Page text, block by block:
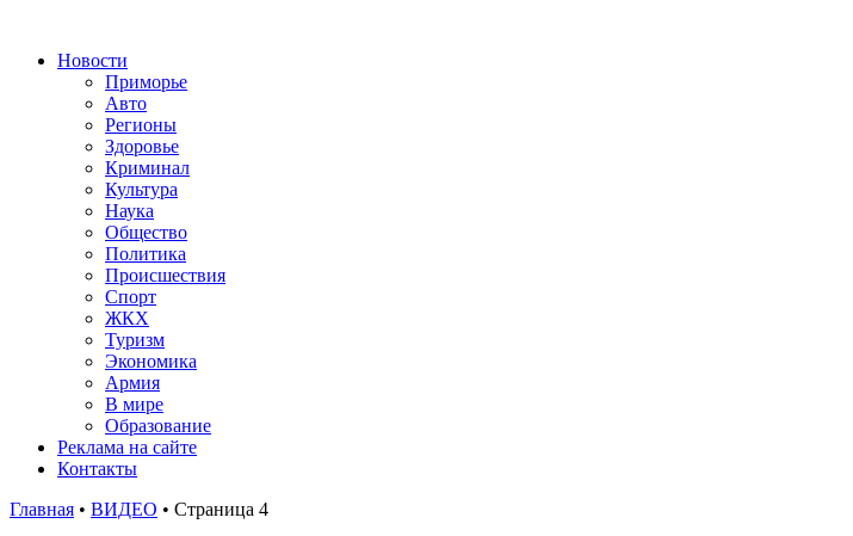
Новости
Приморье
Авто
Регионы
Здоровье
Криминал
Культура
Наука
Общество
Политика
Происшествия
Спорт
ЖКХ
Туризм
Экономика
Армия
В мире
Образование
Реклама на сайте
Контакты
Главная • ВИДЕО • Страница 4